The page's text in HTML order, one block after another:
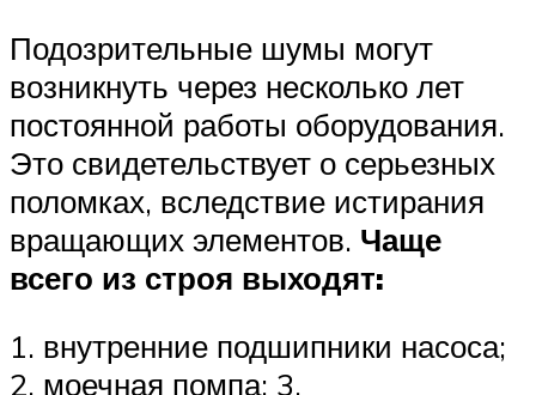
Подозрительные шумы могут
возникнуть через несколько лет
постоянной работы оборудования.
Это свидетельствует о серьезных
поломках, вследствие истирания
вращающих элементов. Чаще
всего из строя выходят:
1. внутренние подшипники насоса;
2. моечная помпа; 3.